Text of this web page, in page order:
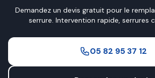
Demandez un devis gratuit pour le
serrure. Intervention rapide, serrures
05 82 95 37 12